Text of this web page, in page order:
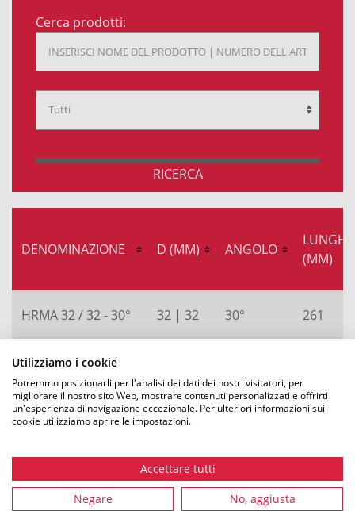
Utilizziamo i cookie
Potremmo posizionarli per l'analisi dei dati dei nostri visitatori, per
migliorare il nostro sito Web, mostrare contenuti personalizzati e offrirti
un'esperienza di navigazione eccezionale. Per ulteriori informazioni sui
cookie utilizziamo aprire le impostazioni.
Accettare tutti
Negare No, aggiusta
Cerca prodotti:
RICERCA
DENOMINAZIONE D (MM) ANGOLO
(MM)
HRMA 32 / 32 - 30° 32 | 32 30° 261
HRMA 40 / 32 - 30°
HRMA 40 / 40 - 90° 40 | 40 90° 261
HRMA 50 / 32 - 30° 32 | 50 30° 125
HRMA 50 / 50 - 30° 30°